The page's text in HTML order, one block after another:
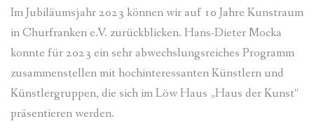
FÜR MITGLIEDER
PARTNER
Im Jubiläumsjahr 2023 können wir auf 10 Jahre Kunstraum
in Churfranken e.V. zurückblicken. Hans-Dieter Mocka
konnte für 2023 ein sehr abwechslungsreiches Programm
zusammenstellen mit hochinteressanten Künstlern und
Künstlergruppen, die sich im Löw Haus „Haus der Kunst“
präsentieren werden.